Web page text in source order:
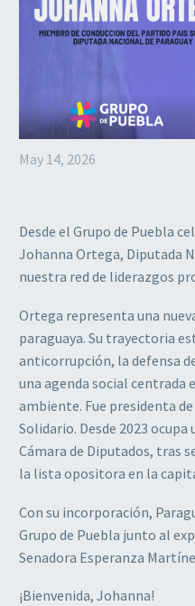
May 14, 2026
Desde el Grupo de Puebla
Johanna Ortega, Diputada
nuestra red de liderazgos
Ortega representa una
paraguaya. Su trayectoria
anticorrupción, la defensa
una agenda social centrada
ambiente. Fue presidenta
Solidario. Desde 2023
Cámara de Diputados, tras
la lista opositora en la
Con su incorporación,
Grupo de Puebla junto al
Senadora Esperanza
¡Bienvenida, Johanna!